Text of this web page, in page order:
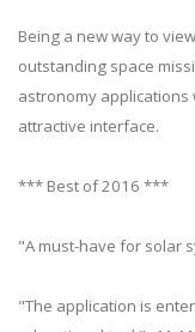
Being a new way to
outstanding space
astronomy applications
attractive interface.
*** Best of 2016 ***
"A must-have for solar
"The application is